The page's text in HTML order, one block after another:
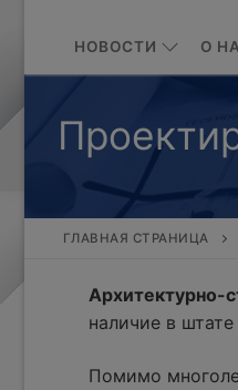
НОВОСТИ О
ГЛАВНАЯ СТРАНИЦА
Архитектурно-
наличие в
Помимо